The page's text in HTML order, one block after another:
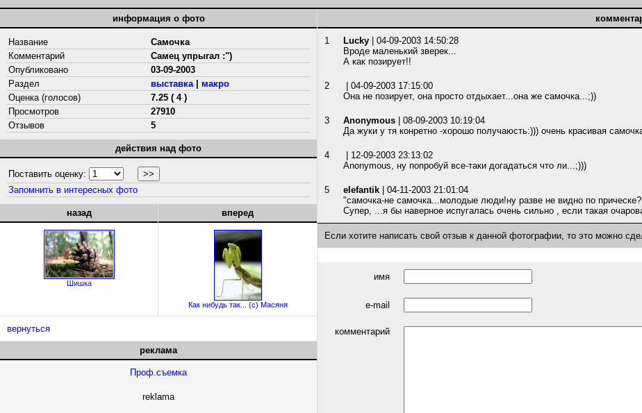
информация о фото
Название
Самочка
Комментарий
Самец упрыгал :")
Опубликовано
03-09-2003
Раздел
выставка| макро
Оценка (голосов)
7.25 ( 4 )
Просмотров
27910
Отзывов
5
действия над фото
Поставить оценку:
Запомнить в интересных фото
назад
Шишка
вперед
Как нибудь так... (с) Масяня
вернуться
реклама
Проф.съемка
reklama
1 Lucky | 04-09-2003 14:50:28
Вроде маленький зверек...
А как позирует!!
2
| 04-09-2003 17:15:00
Она не позирует, она просто отдыхает...она же самочка...;))
3 Anonymous | 08-09-2003 10:19:04
Да жуки у тя конретно -хорошо получаюсть:))) очень красивая
4
| 12-09-2003 23:13:02
Anonymous, ну попробуй все-таки догадаться что ли...;)))
5 elefantik | 04-11-2003 21:01:04
"самочка-не самочка...молодые люди!ну разве не видно по
Супер, ...я бы наверное испугалась очень сильно , если такая
Если хотите написать свой отзыв к данной фотографии, то это можно
имя
e-mail
комментарий